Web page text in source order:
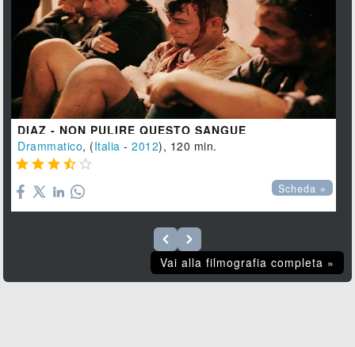
DIAZ - NON PULIRE QUESTO SANGUE
Drammatico, (Italia -2012), 120 min.
    
Scheda »
Vai alla filmografia completa »